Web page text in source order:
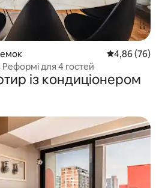
Середня
4,86 (76)
для 4 гостей
із кондиціонером